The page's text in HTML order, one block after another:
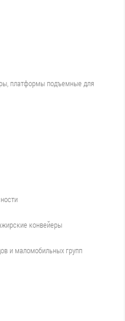
платформы подъемные для
конвейеры
и маломобильных групп